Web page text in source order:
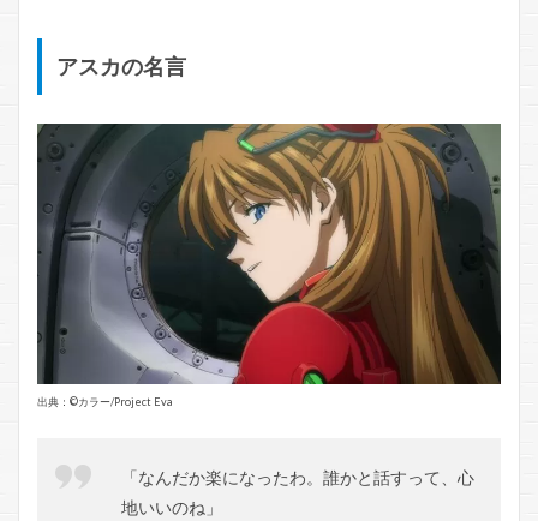
アスカの名言
出典：©️カラー/Project Eva
「なんだか楽になったわ。誰かと話すって、心
地いいのね」